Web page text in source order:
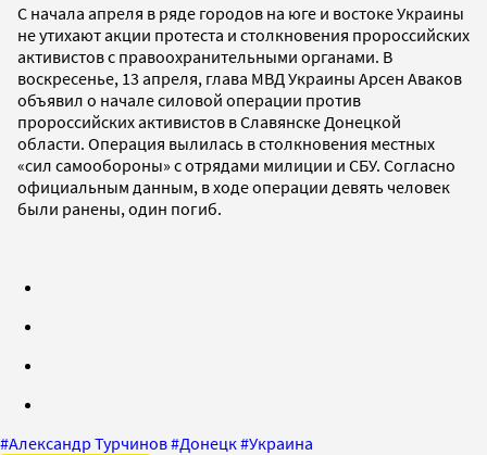
С начала апреля в ряде городов на юге и востоке Украины
не утихают акции протеста и столкновения пророссийских
активистов с правоохранительными органами. В
воскресенье, 13 апреля, глава МВД Украины Арсен Аваков
объявил о начале силовой операции против
пророссийских активистов в Славянске Донецкой
области. Операция вылилась в столкновения местных
«сил самообороны» с отрядами милиции и СБУ. Согласно
официальным данным, в ходе операции девять человек
были ранены, один погиб.
#Александр Турчинов#Донецк#Украина